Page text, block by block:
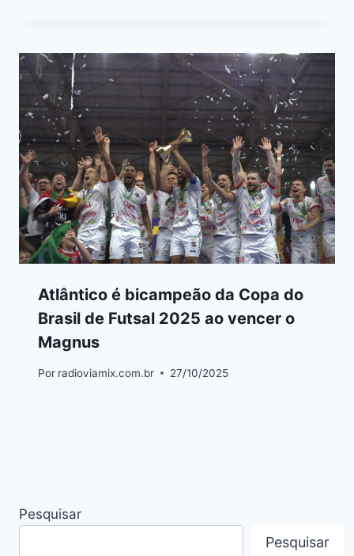
Atlântico é bicampeão da Copa do
Brasil de Futsal 2025 ao vencer o
Magnus
Por radioviamix.com.br 27/10/2025
Pesquisar
Pesquisar